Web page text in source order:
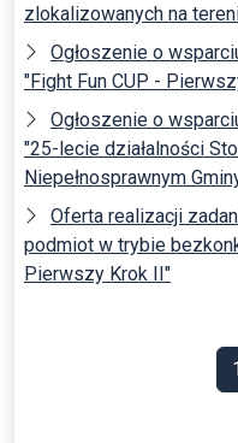
zlokalizowanych na
Ogłoszenie o
"Fight Fun CUP -
Ogłoszenie o
"25-lecie działalności
Niepełnosprawnym
Oferta realizacji
podmiot w trybie
Pierwszy Krok II"